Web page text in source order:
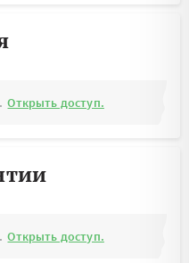
Открыть доступ.
Открыть доступ.